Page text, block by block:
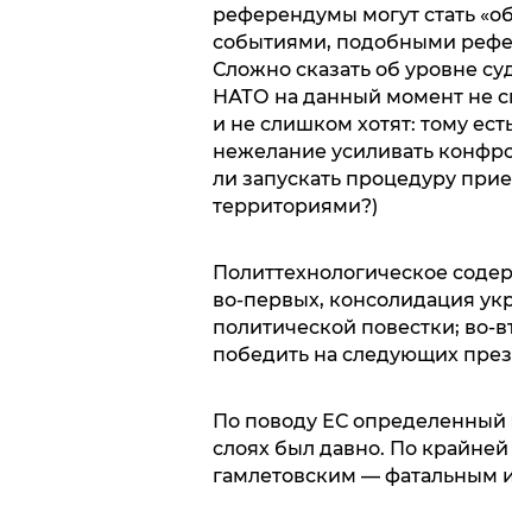
референдумы могут стать
событиями, подобными
Сложно сказать об уровне
НАТО на данный момент не
и не слишком хотят: тому
нежелание усиливать
ли запускать процедуру
территориями?)
Политтехнологическое
во-первых, консолидация
политической повестки;
победить на следующих
По поводу ЕС определенный
слоях был давно. По
гамлетовским — фатальным